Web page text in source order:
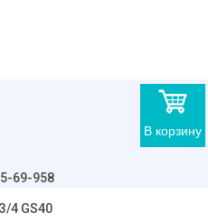
В корзину
69-958
4 GS40